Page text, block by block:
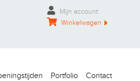
Mijn account
Winkelwagen
Portfolio Contact